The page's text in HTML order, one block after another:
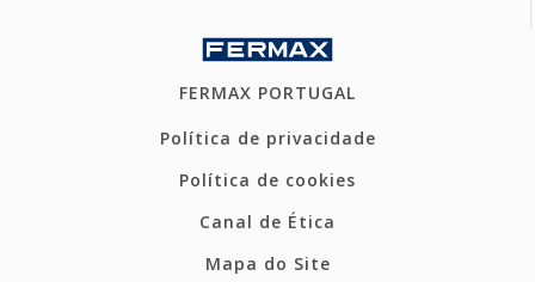
FERMAX PORTUGAL
Política de privacidade
Política de cookies
Canal de Ética
Mapa do Site